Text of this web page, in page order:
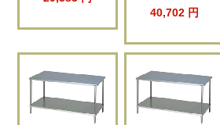
40,702 円